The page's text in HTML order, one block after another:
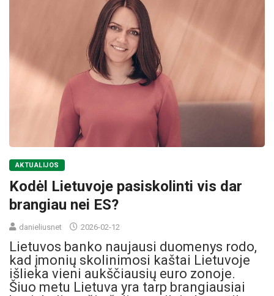
AKTUALIJOS
Kodėl Lietuvoje pasiskolinti vis dar
brangiau nei ES?
danieliusnet 2026-02-12
Lietuvos banko naujausi duomenys rodo,
kad įmonių skolinimosi kaštai Lietuvoje
išlieka vieni aukščiausių euro zonoje.
Šiuo metu Lietuva yra tarp brangiausiai